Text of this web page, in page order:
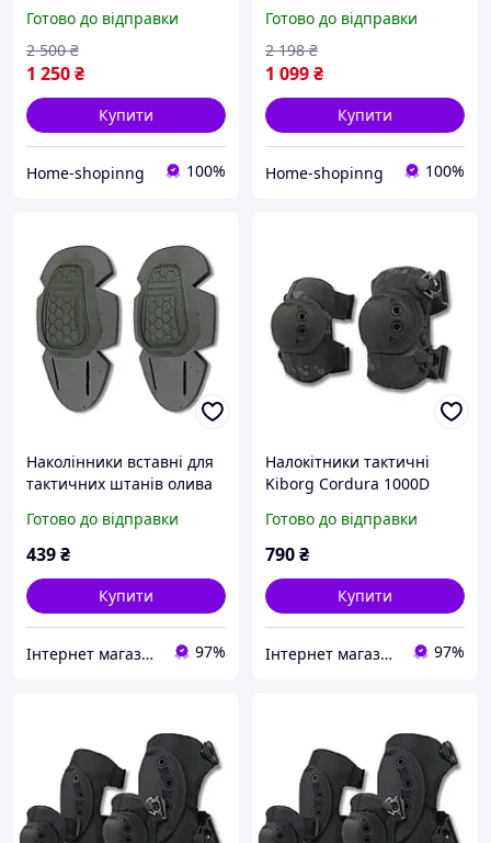
штурмові наколінники зсу
Готово до відправки
1 250₴
2 500 ₴
Купити
Home-shopinng 100%
Готово до відправки
1 099₴
2 198 ₴
Купити
Home-shopinng 100%
Наколінники вставні для
тактичних штанів олива
Готово до відправки
439₴
Купити
Інтернет магазин Sport-Kvartal.com.ua № 1 по спортивним товарам. 97%
Налокітники тактичні
Kiborg Cordura 1000D
чорний мультикам
Готово до відправки
790₴
Купити
Інтернет магазин Sport-Kvartal.com.ua № 1 по спортивним товарам. 97%